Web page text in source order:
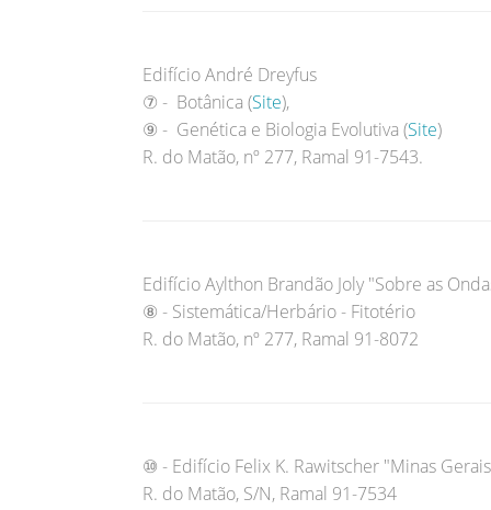
Edifício André Dreyfus
⑦ - Botânica (Site),
⑨ - Genética e Biologia Evolutiva (Site)
R. do Matão, nº 277, Ramal 91-7543.
Edifício Aylthon Brandão Joly "Sobre as
⑧ - Sistemática/Herbário - Fitotério
R. do Matão, nº 277, Ramal 91-8072
⑩ - Edifício Felix K. Rawitscher "Minas
R. do Matão, S/N, Ramal 91-7534